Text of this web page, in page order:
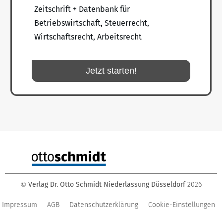
Zeitschrift + Datenbank für
Betriebswirtschaft, Steuerrecht,
Wirtschaftsrecht, Arbeitsrecht
Jetzt starten!
© Verlag Dr. Otto Schmidt Niederlassung Düsseldorf 2026
Impressum AGB Datenschutzerklärung Cookie-Einstellungen